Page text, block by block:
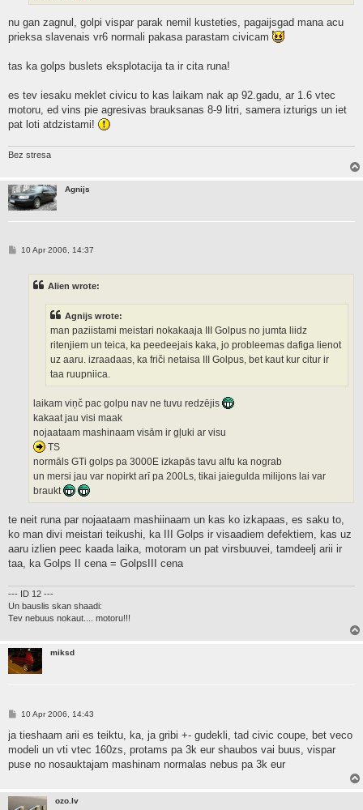
nu gan zagnul, golpi vispar parak nemil kusteties, pagaijsgad mana acu
prieksa slavenais vr6 normali pakasa parastam civicam
tas ka golps buslets eksplotacija ta ir cita runa!
es tev iesaku meklet civicu to kas laikam nak ap 92.gadu, ar 1.6 vtec
motoru, ed vins pie agresivas brauksanas 8-9 litri, samera izturigs un iet
pat loti atdzistami!
Bez stresa
Agnijs
P10 Apr 2006, 14:37
Alien wrote:
Agnijs wrote:
man paziistami meistari nokakaaja III Golpus no jumta liidz
ritenjiem un teica, ka peedeejais kaka, jo probleemas dafiga lienot
uz aaru. izraadaas, ka friči netaisa III Golpus, bet kaut kur citur ir
taa ruupniica.
laikam viņč pac golpu nav ne tuvu redzējis
kakaat jau visi maak
nojaataam mashinaam visām ir gļuki ar visu
TS
normāls GTi golps pa 3000E izkapās tavu alfu ka nograb
un mersi jau var nopirkt arī pa 200Ls, tikai jaiegulda milijons lai var
braukt
te neit runa par nojaataam mashiinaam un kas ko izkapaas, es saku to,
ko man divi meistari teikushi, ka III Golps ir visaadiem defektiem, kas uz
aaru izlien peec kaada laika, motoram un pat virsbuuvei, tamdeelj arii ir
taa, ka Golps II cena = GolpsIII cena
--- ID 12 ---
Un bauslis skan shaadi:
Tev nebuus nokaut.... motoru!!!
miksd
P
s
10 Apr 2006, 14:43
ja tieshaam arii es teiktu, ka, ja gribi +- gudekli, tad civic coupe, bet veco
modeli un vti vtec 160zs, protams pa 3k eur shaubos vai buus, vispar
puse no nosauktajam mashinam normalas nebus pa 3k eur
ozo.lv